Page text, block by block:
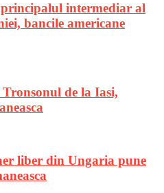
intermediar al
bancile americane
de la Iasi,
liber din Ungaria pune